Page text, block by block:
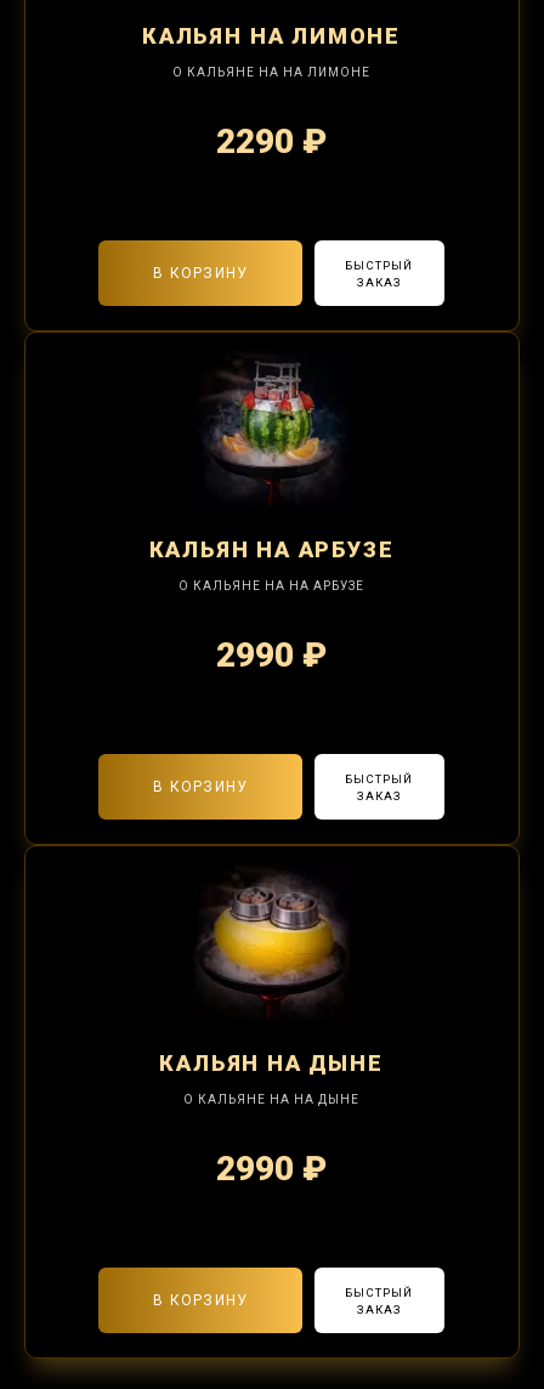
КАЛЬЯН НА ЛИМОНЕ
О КАЛЬЯНЕ НА НА ЛИМОНЕ
2290 ₽
В КОРЗИНУ
БЫСТРЫЙ
ЗАКАЗ
КАЛЬЯН НА АРБУЗЕ
О КАЛЬЯНЕ НА НА АРБУЗЕ
2990 ₽
В КОРЗИНУ
БЫСТРЫЙ
ЗАКАЗ
КАЛЬЯН НА ДЫНЕ
О КАЛЬЯНЕ НА НА ДЫНЕ
2990 ₽
В КОРЗИНУ
БЫСТРЫЙ
ЗАКАЗ